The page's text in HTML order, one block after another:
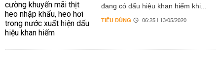
đang có dấu hiệu khan hiếm khi...
TIÊU DÙNG 06:25 | 13/05/2020